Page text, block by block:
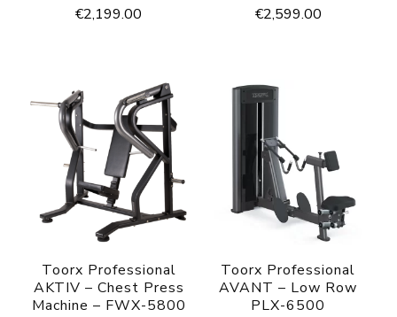
€2,199.00
€2,599.00
Toorx Professional
AKTIV – Chest Press
Machine – FWX-5800
Toorx Professional
AVANT – Low Row
PLX-6500